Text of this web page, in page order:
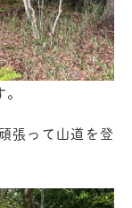
張って山道を登